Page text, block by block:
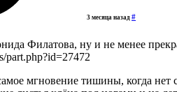
3 месяца назад #
Филатова, ну и не менее
part.php?id=27472
мгновение тишины, когда